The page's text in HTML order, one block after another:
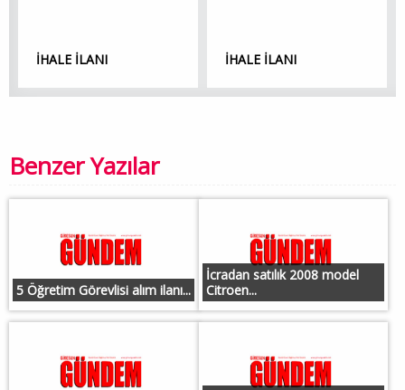
İHALE İLANI İHALE İLANI
Benzer Yazılar
5 Öğretim Görevlisi alım ilanı...
İcradan satılık 2008 model
Citroen...